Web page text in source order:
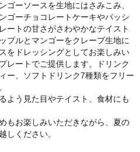
ゴーソースを生地にはさみこみ、
ゴーチョコレートケーキやパッシ
ートの甘さがさわやかなテイスト
プルとマンゴーをクレープ生地に
をドレッシングとしてお楽しみい
レートでご提供します。ドリンク
ー、ソフトドリンク7種類をフリー
よう見た目やテイスト、食材にも
もお楽しみいただきながら、夏の
しください。